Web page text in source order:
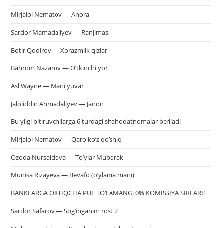
Mirjalol Nematov — Anora
Sardor Mamadaliyev — Ranjimas
Botir Qodirov — Xorazmlik qizlar
Bahrom Nazarov — O’tkinchi yor
Asl Wayne — Mani yuvar
Jaloliddin Ahmadaliyev — Janon
Bu yilgi bitiruvchilarga 6 turdagi shahodatnomalar beriladi
Mirjalol Nematov — Qaro ko’z qo’shiq
Ozoda Nursaidova — To’ylar Muborak
Munisa Rizayeva — Bevafo (o’ylama mani)
BANKLARGA ORTIQCHA PUL TO‘LAMANG: 0% KOMISSIYA SIRLARI!
Sardor Safarov — Sog’inganim rost 2